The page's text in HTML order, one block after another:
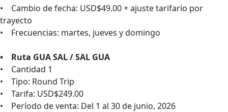
• Cambio de fecha: USD$49.00 + ajuste tarifario por
trayecto
• Frecuencias: martes, jueves y domingo
• Ruta GUA SAL / SAL GUA
• Cantidad 1
• Tipo: Round Trip
• Tarifa: USD$249.00
• Período de venta: Del 1 al 30 de junio, 2026